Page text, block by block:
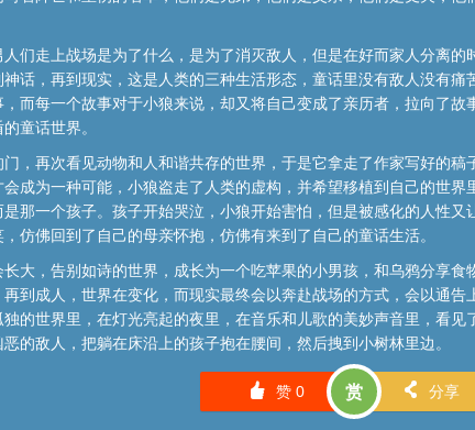
们走上战场是为了什么，是为了消灭敌人，但是在好而家人分离
话，再到现实，这是人类的三种生活形态，童话里没有敌人没有痛
，而每一个故事对于小狼来说，却又将自己变成了亲历者，拉向了
童话世界。
，再次看见动物和人和谐共存的世界，于是它拿走了作家写好的稿
会成为一种可能，小狼盗走了人类的虚构，并希望移植到自己的世
那一个孩子。孩子开始哭泣，小狼开始害怕，但是被感化的人性
仿佛回到了自己的母亲怀抱，仿佛有来到了自己的童话生活。
大，告别如诗的世界，成长为一个吃苹果的小男孩，和乌鸦分享
到成人，世界在变化，而现实最终会以奔赴战场的方式，会以通
的世界里，在灯光亮起的夜里，在音乐和儿歌的美妙声音里，看
的敌人，把躺在床沿上的孩子抱在腰间，然后拽到小树林里边。
󰄼 赞 0 赏 󰄯 分享